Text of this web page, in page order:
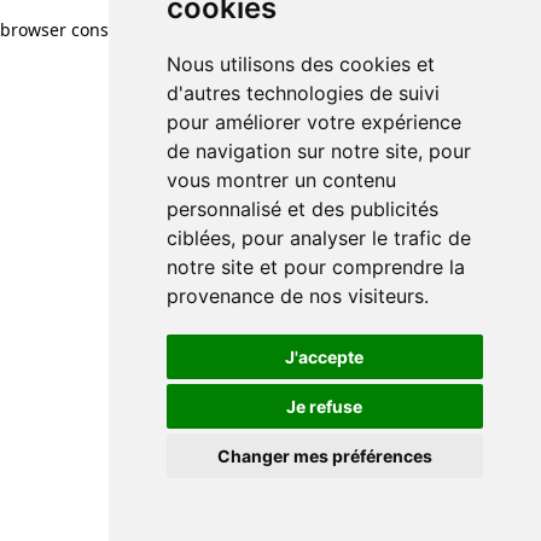
cookies
Nous utilisons des cookies et
d'autres technologies de suivi
pour améliorer votre expérience
de navigation sur notre site, pour
vous montrer un contenu
personnalisé et des publicités
ciblées, pour analyser le trafic de
notre site et pour comprendre la
provenance de nos visiteurs.
J'accepte
Je refuse
Changer mes préférences
browser console for more information)